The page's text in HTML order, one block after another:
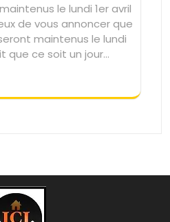
le lundi 1er avril
de vous annoncer que
maintenus le lundi
que ce soit un jour…